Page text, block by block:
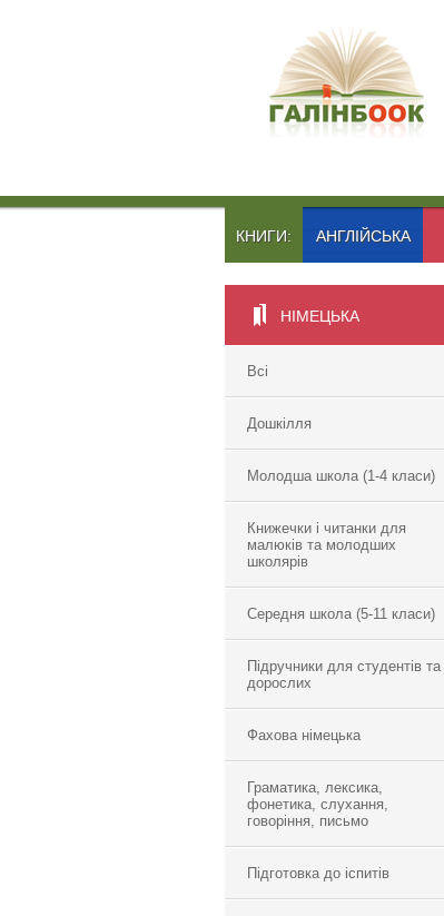
КНИГИ: АНГЛІЙСЬКА
НІМЕЦЬКА
Всі
Дошкілля
Молодша школа (1-4 класи)
Книжечки і читанки для
малюків та молодших
школярів
Середня школа (5-11 класи)
Підручники для студентів та
дорослих
Фахова німецька
Граматика, лексика,
фонетика, слухання,
говоріння, письмо
Підготовка до іспитів